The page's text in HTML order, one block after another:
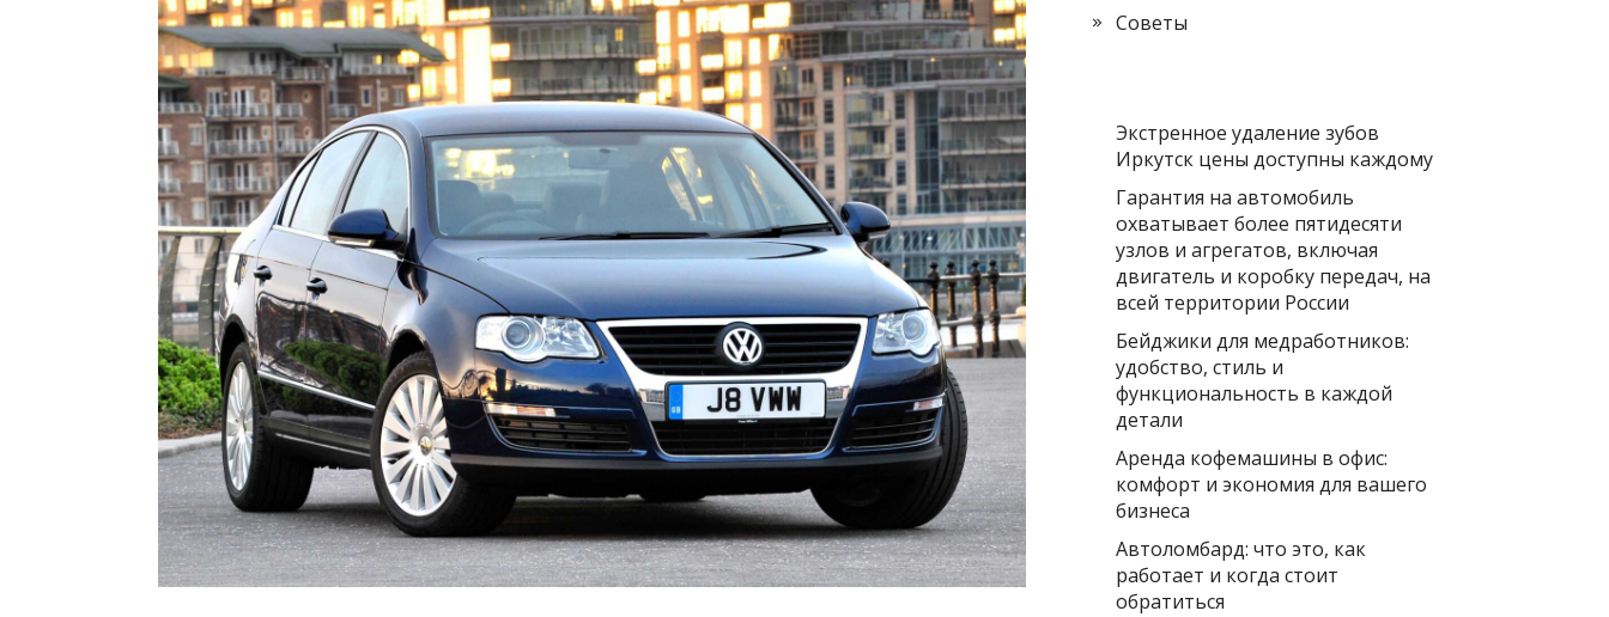
Советы
Экстренное удаление зубов
Иркутск цены доступны каждому
Гарантия на автомобиль
охватывает более пятидесяти
узлов и агрегатов, включая
двигатель и коробку передач, на
всей территории России
Бейджики для медработников:
удобство, стиль и
функциональность в каждой
детали
Аренда кофемашины в офис:
комфорт и экономия для вашего
бизнеса
Автоломбард: что это, как
работает и когда стоит
обратиться